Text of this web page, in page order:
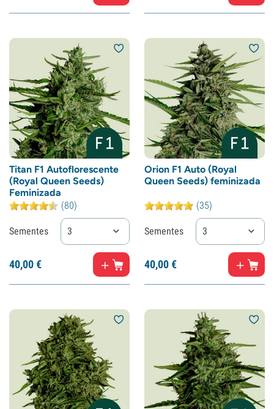
Titan F1 Autoflorescente
(Royal Queen Seeds)
Feminizada
(80)
Sementes 3
40,00€
Orion F1 Auto (Royal
Queen Seeds) feminizada
(35)
Sementes 3
40,00€